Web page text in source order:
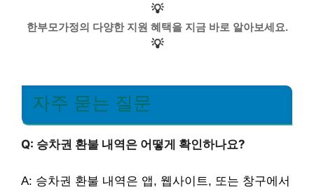
💡
한부모가정의 다양한 지원 혜택을 지금 바로 알아보세요.
💡
자주 묻는 질문
Q: 승차권 환불 내역은 어떻게 확인하나요?
A: 승차권 환불 내역은 앱, 웹사이트, 또는 창구에서